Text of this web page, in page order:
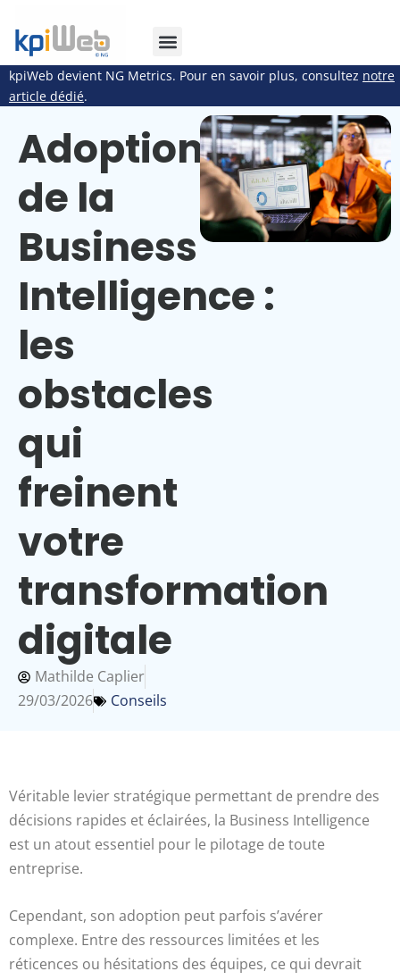
kpiWeb devient NG Metrics. Pour en savoir plus, consultez notre
article dédié.
Adoption
de la
Business
Intelligence :
les
obstacles
qui
freinent
votre
transformation
digitale
Mathilde Caplier
29/03/2026
Conseils
Véritable levier stratégique permettant de prendre des
décisions rapides et éclairées, la Business Intelligence
est un atout essentiel pour le pilotage de toute
entreprise.
Cependant, son adoption peut parfois s’avérer
complexe. Entre des ressources limitées et les
réticences ou hésitations des équipes, ce qui devrait